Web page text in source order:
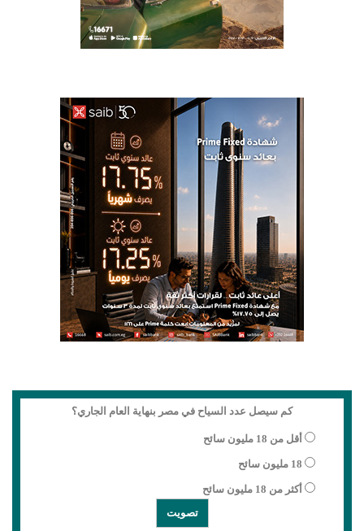
كم سيصل عدد السياح في مصر بنهاية العام الجاري؟
أقل من 18 مليون سائح
18 مليون سائح
أكثر من 18 مليون سائح